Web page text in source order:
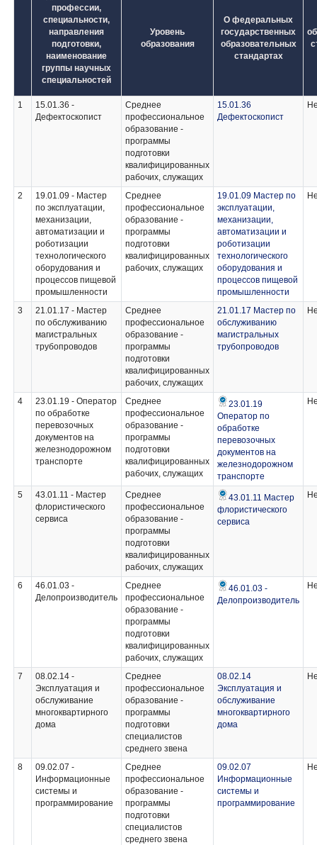
профессии,
специальности,
направления
подготовки,
наименование
группы научных
специальностей
Уровень
образования
О федеральных
государственных
образовательных
стандартах
1
15.01.36 -
Дефектоскопист
Среднее
профессиональное
образование -
программы
подготовки
квалифицированных
рабочих, служащих
15.01.36
Дефектоскопист
2
19.01.09 - Мастер
по эксплуатации,
механизации,
автоматизации и
роботизации
технологического
оборудования и
процессов пищевой
промышленности
Среднее
профессиональное
образование -
программы
подготовки
квалифицированных
рабочих, служащих
19.01.09 Мастер по
эксплуатации,
механизации,
автоматизации и
роботизации
технологического
оборудования и
процессов пищевой
промышленности
3
21.01.17 - Мастер
по обслуживанию
магистральных
трубопроводов
Среднее
профессиональное
образование -
программы
подготовки
квалифицированных
рабочих, служащих
21.01.17 Мастер по
обслуживанию
магистральных
трубопроводов
4
23.01.19 - Оператор
по обработке
перевозочных
документов на
железнодорожном
транспорте
Среднее
профессиональное
образование -
программы
подготовки
квалифицированных
рабочих, служащих
23.01.19
Оператор по
обработке
перевозочных
документов на
железнодорожном
транспорте
5
43.01.11 - Мастер
флористического
сервиса
Среднее
профессиональное
образование -
программы
подготовки
квалифицированных
рабочих, служащих
43.01.11 Мастер
флористического
сервиса
6
46.01.03 -
Делопроизводитель
Среднее
профессиональное
образование -
программы
подготовки
квалифицированных
рабочих, служащих
46.01.03 -
Делопроизводитель
7
08.02.14 -
Эксплуатация и
обслуживание
многоквартирного
дома
Среднее
профессиональное
образование -
программы
подготовки
специалистов
среднего звена
08.02.14
Эксплуатация и
обслуживание
многоквартирного
дома
8
09.02.07 -
Информационные
системы и
программирование
Среднее
профессиональное
образование -
программы
подготовки
специалистов
среднего звена
09.02.07
Информационные
системы и
программирование